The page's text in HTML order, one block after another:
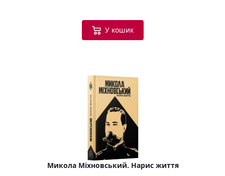
У кошик
Микола Міхновський. Нарис життя